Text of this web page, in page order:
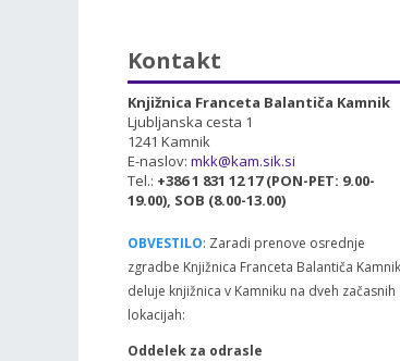
Kontakt
Knjižnica Franceta Balantiča Kamnik
Ljubljanska cesta 1
1241 Kamnik
E-naslov: mkk@kam.sik.si
Tel.: +386 1 831 12 17 (PON-PET: 9.00-
19.00), SOB (8.00-13.00)
OBVESTILO: Zaradi prenove osrednje
zgradbe Knjižnica Franceta Balantiča Kamnik
deluje knjižnica v Kamniku na dveh začasnih
lokacijah:
Oddelek za odrasle